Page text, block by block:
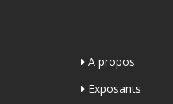
A propos
Exposants